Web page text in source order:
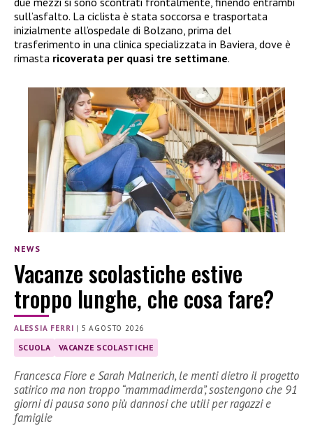
sull’asfalto. La ciclista è stata soccorsa e trasportata
inizialmente all’ospedale di Bolzano, prima del
trasferimento in una clinica specializzata in Baviera, dove è
rimasta ricoverata per quasi tre settimane.
NEWS
Vacanze scolastiche estive
troppo lunghe, che cosa fare?
ALESSIA FERRI | 5 AGOSTO 2026
SCUOLA VACANZE SCOLASTICHE
Francesca Fiore e Sarah Malnerich, le menti dietro il progetto
satirico ma non troppo “mammadimerda”, sostengono che 91
giorni di pausa sono più dannosi che utili per ragazzi e
famiglie